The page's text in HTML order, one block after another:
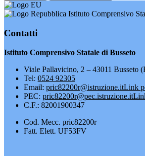
Istituto Comprensivo
Contatti
Istituto Comprensivo Statale di Busseto
Viale Pallavicino, 2 – 43011 Busseto
Tel: 0524 92305
Email: pric82200r@istruzione.itLink
PEC: pric82200r@pec.istruzione.it
C.F.: 82001900347
Cod. Mecc. pric82200r
Fatt. Elett. UF53FV